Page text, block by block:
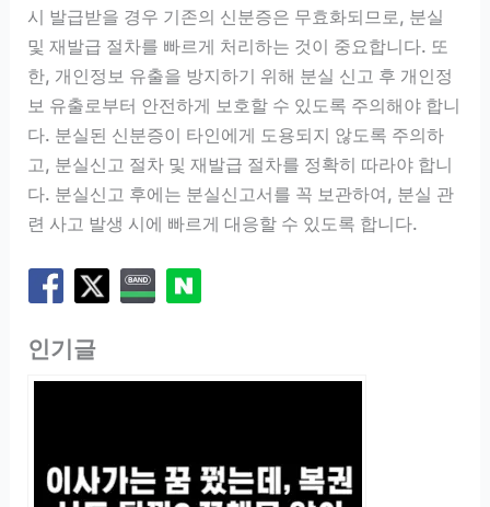
시 발급받을 경우 기존의 신분증은 무효화되므로, 분실
및 재발급 절차를 빠르게 처리하는 것이 중요합니다. 또
한, 개인정보 유출을 방지하기 위해 분실 신고 후 개인정
보 유출로부터 안전하게 보호할 수 있도록 주의해야 합니
다. 분실된 신분증이 타인에게 도용되지 않도록 주의하
고, 분실신고 절차 및 재발급 절차를 정확히 따라야 합니
다. 분실신고 후에는 분실신고서를 꼭 보관하여, 분실 관
련 사고 발생 시에 빠르게 대응할 수 있도록 합니다.
인기글